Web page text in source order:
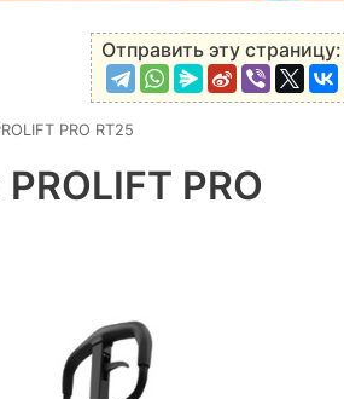
Отправить эту страницу:
PRO RT25
PRO